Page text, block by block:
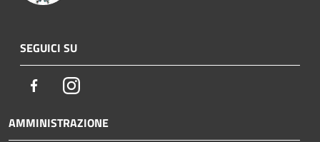
SEGUICI SU
FacebookInstagram
AMMINISTRAZIONE